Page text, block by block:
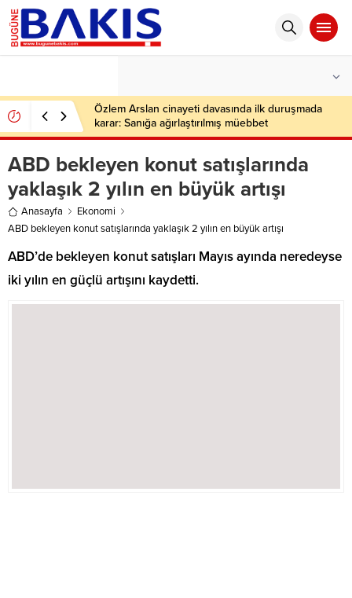
Özlem Arslan cinayeti davasında ilk duruşmada
karar: Sanığa ağırlaştırılmış müebbet
ABD bekleyen konut satışlarında
yaklaşık 2 yılın en büyük artışı
Anasayfa
Ekonomi
ABD bekleyen konut satışlarında yaklaşık 2 yılın en büyük artışı
ABD’de bekleyen konut satışları Mayıs ayında neredeyse
iki yılın en güçlü artışını kaydetti.